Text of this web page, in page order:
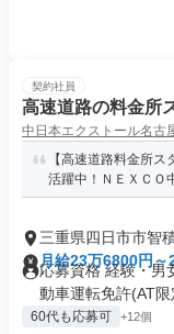
契約社員
高速道路の料金所
中日本エクストール名古
【高速道路料金所
活躍中！ＮＥＸＣＯ
三重県四日市市智
月給23万6800円～
応募資格 経験・男
動車運転免許(AT限
60代も応募可 +12個